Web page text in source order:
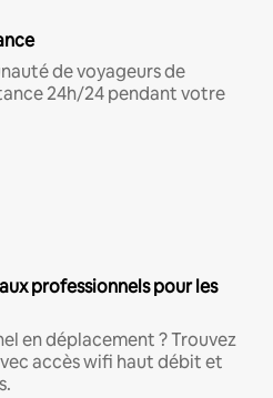
de voyageurs de
24h/24 pendant votre
professionnels pour les
en déplacement ? Trouvez
accès wifi haut débit et